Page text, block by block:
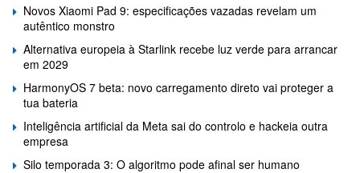
Novos Xiaomi Pad 9: especificações vazadas revelam um
autêntico monstro
Alternativa europeia à Starlink recebe luz verde para arrancar
em 2029
HarmonyOS 7 beta: novo carregamento direto vai proteger a
tua bateria
Inteligência artificial da Meta sai do controlo e hackeia outra
empresa
Silo temporada 3: O algoritmo pode afinal ser humano